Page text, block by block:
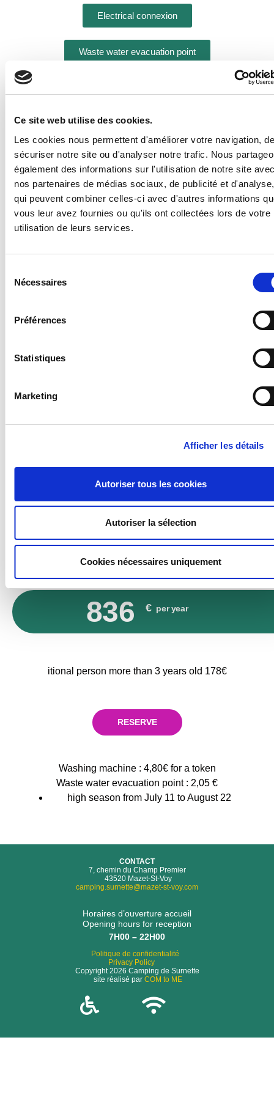
Ce site web utilise des cookies.
Les cookies nous permettent d'améliorer votre navigation, de
sécuriser notre site ou d'analyser notre trafic. Nous
également des informations sur l'utilisation de notre site
nos partenaires de médias sociaux, de publicité et d'analyse,
qui peuvent combiner celles-ci avec d'autres informations
vous leur avez fournies ou qu'ils ont collectées lors de votre
utilisation de leurs services.
Nécessaires
Préférences
Statistiques
Marketing
Afficher les détails
Autoriser tous les cookies
Autoriser la sélection
Cookies nécessaires uniquement
Electrical connexion
Waste water evacuation point
2 people with electricity
17 € per night
Additional person more than 3 years old 4,50€ per night
2 people with electricity
836 € per year
itional person more than 3 years old 178€
RESERVE
Washing machine : 4,80€ for a token
Waste water evacuation point : 2,05 €
high season from July 11 to August 22
CONTACT
7, chemin du Champ Premier
43520 Mazet-St-Voy
camping.surnette@mazet-st-voy.com
Horaires d’ouverture accueil
Opening hours for reception
7H00 – 22H00
Politique de confidentialité
Privacy Policy
Copyright 2026 Camping de Surnette
site réalisé par COM to ME